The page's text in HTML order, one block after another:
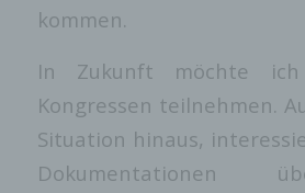
kommen.
In Zukunft möchte
Kongressen teilnehmen.
Situation hinaus,
Dokumentationen
angegebenen
Registrierung auf unserer
Die betroffene Person hat die
Verantwortlichen unter Angabe
personenbezogenen Daten zu
Welche personenbezogenen